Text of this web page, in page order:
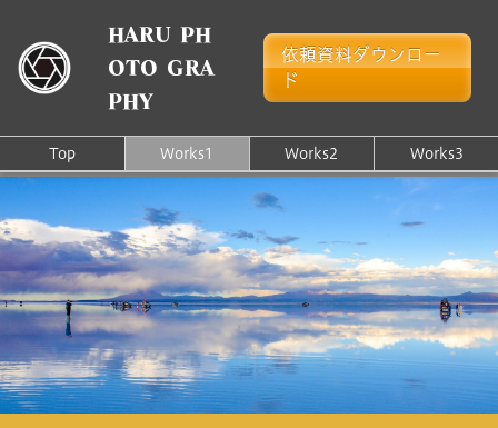
HARU PH
OTO GRA
PHY
依頼資料ダウンロー
ド
Top Works1 Works2 Works3